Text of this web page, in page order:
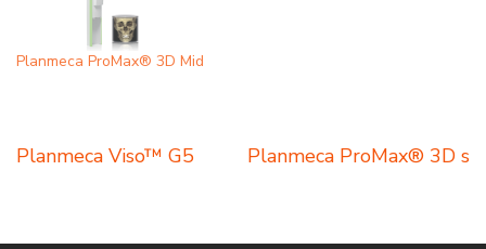
Planmeca ProMax® 3D Mid
Post
Planmeca Viso™ G5 Planmeca ProMax® 3D s